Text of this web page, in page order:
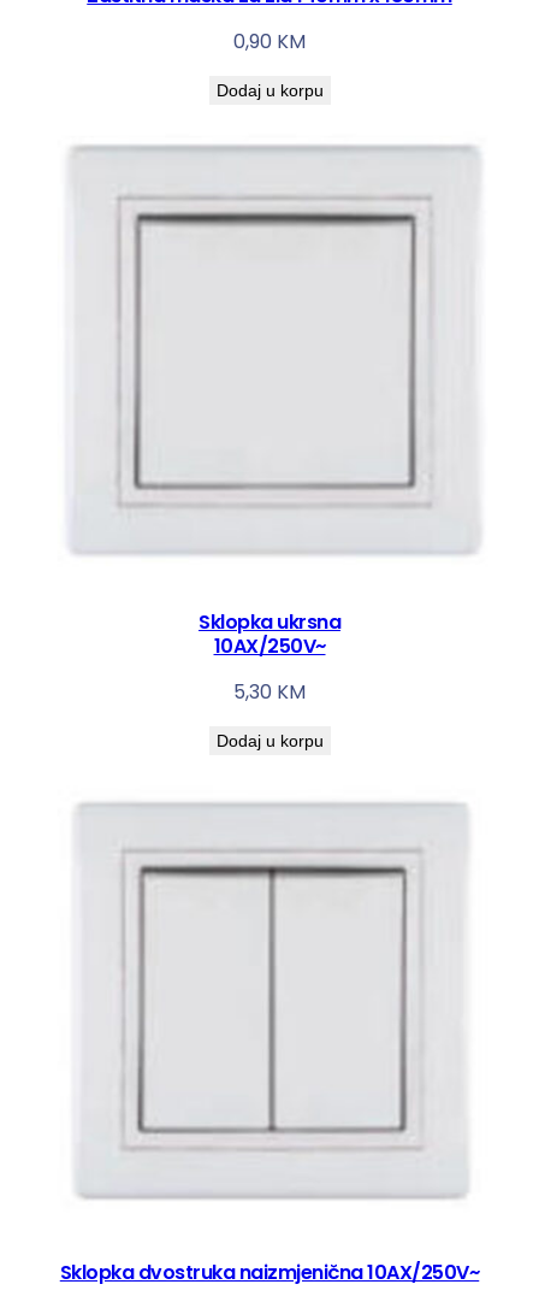
0,90 KM
Dodaj u korpu
Sklopka ukrsna
10AX/250V~
5,30 KM
Dodaj u korpu
Sklopka dvostruka naizmjenična 10AX/250V~